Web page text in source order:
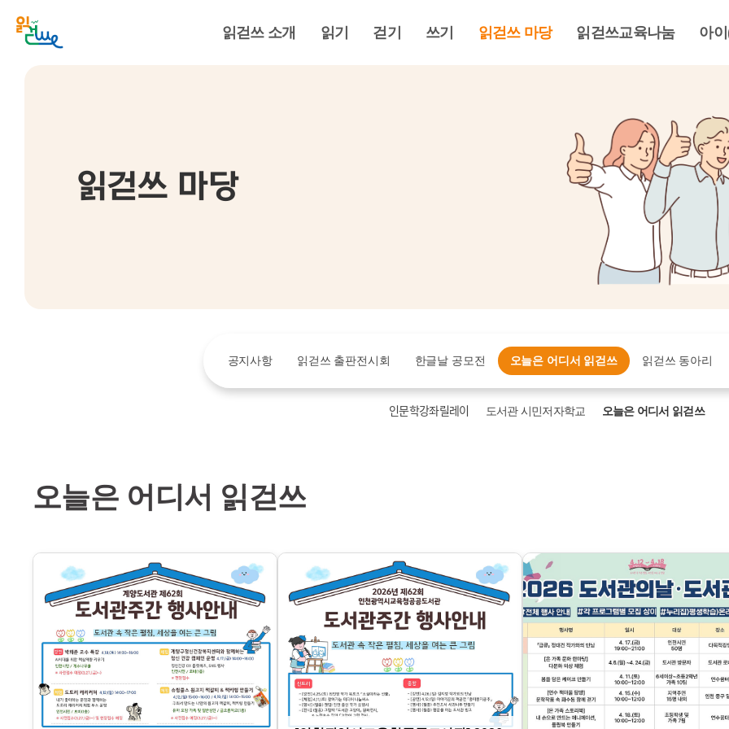
읽걷쓰 소개 읽기 걷기 쓰기 읽걷쓰 마당 읽걷쓰교육나눔 아
읽걷쓰 마당
공지사항 읽걷쓰 출판전시회 한글날 공모전 오늘은 어디서 읽걷쓰 읽걷쓰 동아리
인문학강좌릴레이 도서관 시민저자학교 오늘은 어디서 읽걷쓰
오늘은 어디서 읽걷쓰